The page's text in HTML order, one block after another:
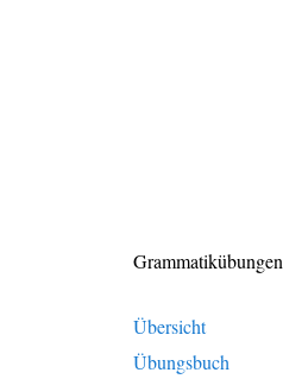
Grammatikübungen
Übersicht
Übungsbuch